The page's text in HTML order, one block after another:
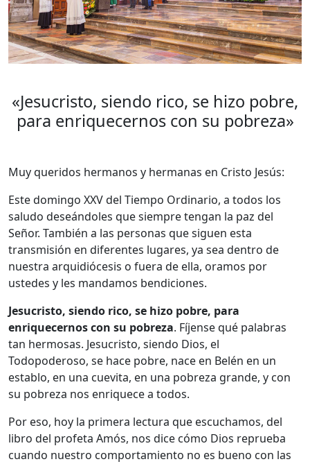
«Jesucristo, siendo rico, se hizo pobre,
para enriquecernos con su pobreza»
Muy queridos hermanos y hermanas en Cristo Jesús:
Este domingo XXV del Tiempo Ordinario, a todos los
saludo deseándoles que siempre tengan la paz del
Señor. También a las personas que siguen esta
transmisión en diferentes lugares, ya sea dentro de
nuestra arquidiócesis o fuera de ella, oramos por
ustedes y les mandamos bendiciones.
Jesucristo, siendo rico, se hizo pobre, para
enriquecernos con su pobreza. Fíjense qué palabras
tan hermosas. Jesucristo, siendo Dios, el
Todopoderoso, se hace pobre, nace en Belén en un
establo, en una cuevita, en una pobreza grande, y con
su pobreza nos enriquece a todos.
Por eso, hoy la primera lectura que escuchamos, del
libro del profeta Amós, nos dice cómo Dios reprueba
cuando nuestro comportamiento no es bueno con las